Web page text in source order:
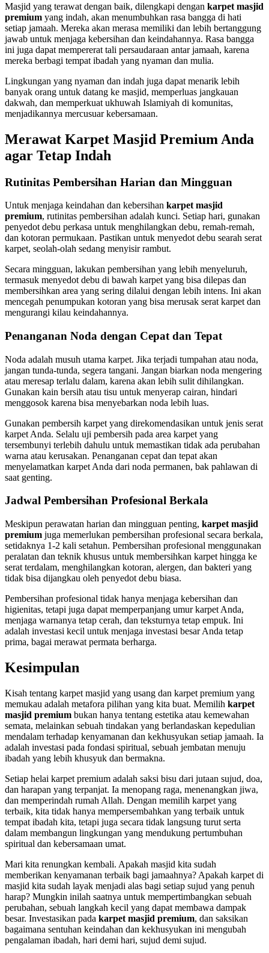
Masjid yang terawat dengan baik, dilengkapi dengan karpet masjid
premium yang indah, akan menumbuhkan rasa bangga di hati
setiap jamaah. Mereka akan merasa memiliki dan lebih bertanggung
jawab untuk menjaga kebersihan dan keindahannya. Rasa bangga
ini juga dapat mempererat tali persaudaraan antar jamaah, karena
mereka berbagi tempat ibadah yang nyaman dan mulia.
Lingkungan yang nyaman dan indah juga dapat menarik lebih
banyak orang untuk datang ke masjid, memperluas jangkauan
dakwah, dan memperkuat ukhuwah Islamiyah di komunitas,
menjadikannya mercusuar kebersamaan.
Merawat Karpet Masjid Premium Anda
agar Tetap Indah
Rutinitas Pembersihan Harian dan Mingguan
Untuk menjaga keindahan dan kebersihan karpet masjid
premium, rutinitas pembersihan adalah kunci. Setiap hari, gunakan
penyedot debu perkasa untuk menghilangkan debu, remah-remah,
dan kotoran permukaan. Pastikan untuk menyedot debu searah serat
karpet, seolah-olah sedang menyisir rambut.
Secara mingguan, lakukan pembersihan yang lebih menyeluruh,
termasuk menyedot debu di bawah karpet yang bisa dilepas dan
membersihkan area yang sering dilalui dengan lebih intens. Ini akan
mencegah penumpukan kotoran yang bisa merusak serat karpet dan
mengurangi kilau keindahannya.
Penanganan Noda dengan Cepat dan Tepat
Noda adalah musuh utama karpet. Jika terjadi tumpahan atau noda,
jangan tunda-tunda, segera tangani. Jangan biarkan noda mengering
atau meresap terlalu dalam, karena akan lebih sulit dihilangkan.
Gunakan kain bersih atau tisu untuk menyerap cairan, hindari
menggosok karena bisa menyebarkan noda lebih luas.
Gunakan pembersih karpet yang direkomendasikan untuk jenis serat
karpet Anda. Selalu uji pembersih pada area karpet yang
tersembunyi terlebih dahulu untuk memastikan tidak ada perubahan
warna atau kerusakan. Penanganan cepat dan tepat akan
menyelamatkan karpet Anda dari noda permanen, bak pahlawan di
saat genting.
Jadwal Pembersihan Profesional Berkala
Meskipun perawatan harian dan mingguan penting, karpet masjid
premium juga memerlukan pembersihan profesional secara berkala,
setidaknya 1-2 kali setahun. Pembersihan profesional menggunakan
peralatan dan teknik khusus untuk membersihkan karpet hingga ke
serat terdalam, menghilangkan kotoran, alergen, dan bakteri yang
tidak bisa dijangkau oleh penyedot debu biasa.
Pembersihan profesional tidak hanya menjaga kebersihan dan
higienitas, tetapi juga dapat memperpanjang umur karpet Anda,
menjaga warnanya tetap cerah, dan teksturnya tetap empuk. Ini
adalah investasi kecil untuk menjaga investasi besar Anda tetap
prima, bagai merawat permata berharga.
Kesimpulan
Kisah tentang karpet masjid yang usang dan karpet premium yang
memukau adalah metafora pilihan yang kita buat. Memilih karpet
masjid premium bukan hanya tentang estetika atau kemewahan
semata, melainkan sebuah tindakan yang berlandaskan kepedulian
mendalam terhadap kenyamanan dan kekhusyukan setiap jamaah. Ia
adalah investasi pada fondasi spiritual, sebuah jembatan menuju
ibadah yang lebih khusyuk dan bermakna.
Setiap helai karpet premium adalah saksi bisu dari jutaan sujud, doa,
dan harapan yang terpanjat. Ia menopang raga, menenangkan jiwa,
dan memperindah rumah Allah. Dengan memilih karpet yang
terbaik, kita tidak hanya mempersembahkan yang terbaik untuk
tempat ibadah kita, tetapi juga secara tidak langsung turut serta
dalam membangun lingkungan yang mendukung pertumbuhan
spiritual dan kebersamaan umat.
Mari kita renungkan kembali. Apakah masjid kita sudah
memberikan kenyamanan terbaik bagi jamaahnya? Apakah karpet di
masjid kita sudah layak menjadi alas bagi setiap sujud yang penuh
harap? Mungkin inilah saatnya untuk mempertimbangkan sebuah
perubahan, sebuah langkah kecil yang dapat membawa dampak
besar. Investasikan pada karpet masjid premium, dan saksikan
bagaimana sentuhan keindahan dan kekhusyukan ini mengubah
pengalaman ibadah, hari demi hari, sujud demi sujud.